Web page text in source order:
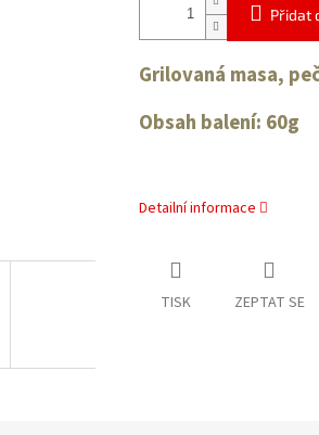
Přidat
Grilovaná masa,
Obsah balení: 60g
Detailní informace
TISK ZEPTAT SE